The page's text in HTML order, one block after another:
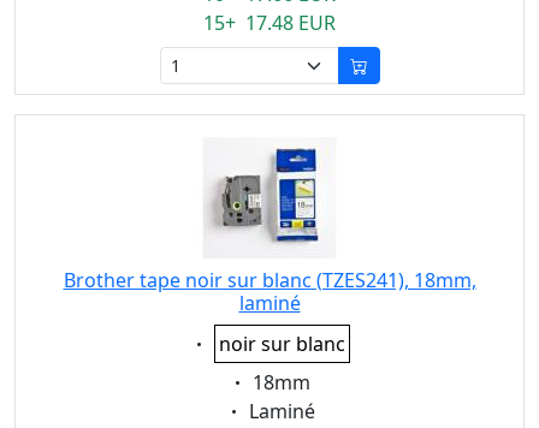
15+ 17.48 EUR
Brother tape noir sur blanc (TZES241), 18mm,
laminé
Eigenschaft:
noir sur blanc
Eigenschaft:
18mm
Eigenschaft:
Laminé